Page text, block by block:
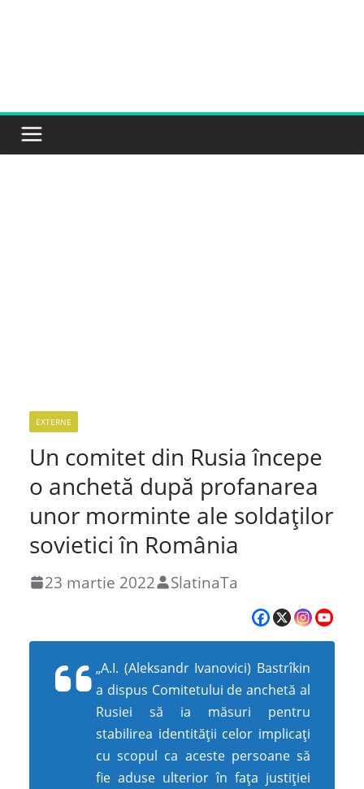
EXTERNE
Un comitet din Rusia începe
o anchetă după profanarea
unor morminte ale soldaţilor
sovietici în România
23 martie 2022 SlatinaTa
„A.I. (Aleksandr Ivanovici) Bastrîkin
a dispus Comitetului de anchetă al
Rusiei să ia măsuri pentru
stabilirea identităţii celor implicaţi
cu scopul ca aceste persoane să
fie aduse ulterior în faţa justiţiei